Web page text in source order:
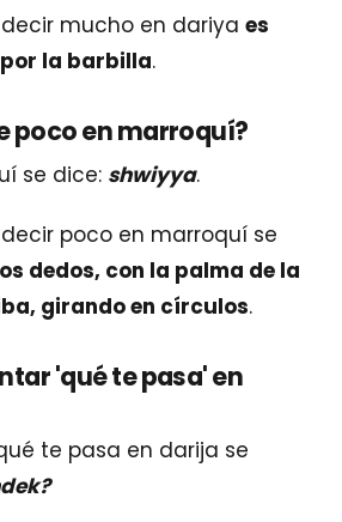
decir mucho en dariya es
la barbilla.
poco en marroquí?
se dice: shwiyya.
decir poco en marroquí se
dedos, con la palma de la
girando en círculos.
'qué te pasa' en
te pasa en darija se